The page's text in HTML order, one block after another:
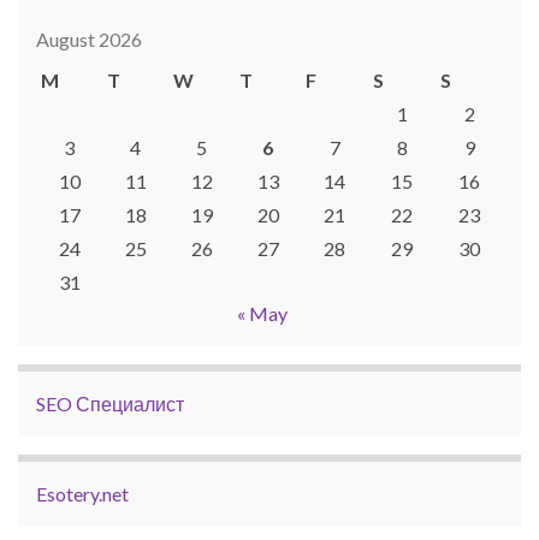
August 2026
M
T W T F S
S
1
2
3
4 5 6 7 8
9
10
11 12 13 14 15
16
17
18 19 20 21 22
23
24
25 26 27 28 29
30
31
« May
SEO Специалист
Esotery.net